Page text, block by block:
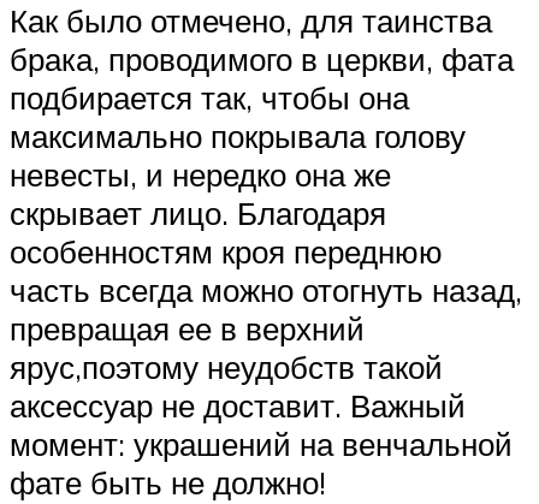
Как было отмечено, для таинства
брака, проводимого в церкви, фата
подбирается так, чтобы она
максимально покрывала голову
невесты, и нередко она же
скрывает лицо. Благодаря
особенностям кроя переднюю
часть всегда можно отогнуть назад,
превращая ее в верхний
ярус,поэтому неудобств такой
аксессуар не доставит. Важный
момент: украшений на венчальной
фате быть не должно!